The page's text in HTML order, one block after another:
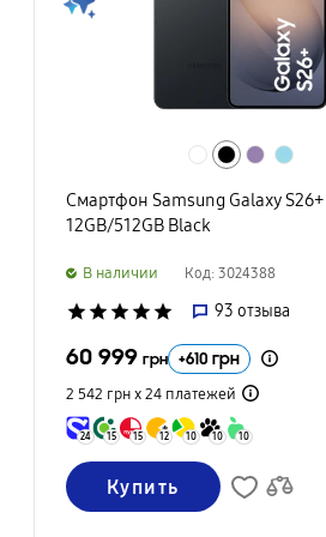
Смартфон Samsung Galaxy S26+
12GB/512GB Black
B наличии Код: 3024388
star star star star star 93 отзыва
60 999 грн +610 грн
2 542 грн х 24 платежей
24 15 15 12 10 10 10
Купить